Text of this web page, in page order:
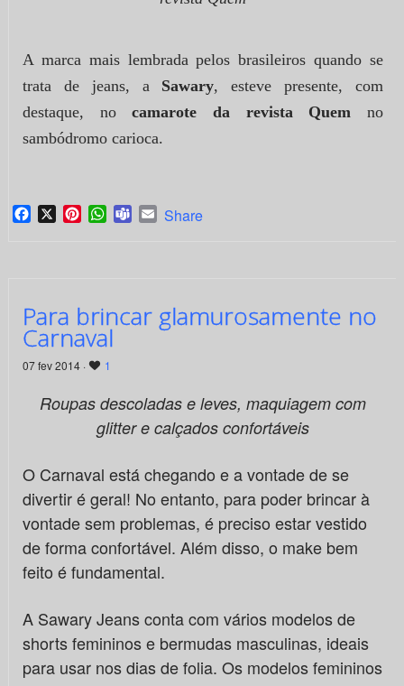
A marca mais lembrada pelos brasileiros quando se
trata de jeans, a Sawary, esteve presente, com
destaque, nocamarote da revista Quem no
sambódromo carioca.
Facebook
X PinterestWhatsApp
TeamsEmail
Share
Para brincar glamurosamente no
Carnaval
07 fev 2014 · 1
Roupas descoladas e leves, maquiagem com
glitter e calçados confortáveis
O Carnaval está chegando e a vontade de se
divertir é geral! No entanto, para poder brincar à
vontade sem problemas, é preciso estar vestido
de forma confortável. Além disso, o make bem
feito é fundamental.
A Sawary Jeans conta com vários modelos de
shorts femininos e bermudas masculinas, ideais
para usar nos dias de folia. Os modelos femininos